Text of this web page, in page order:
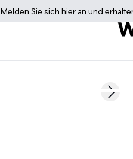
Melden Sie sich hier an und
Next